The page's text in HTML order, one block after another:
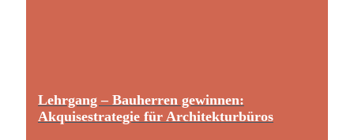
Lehrgang – Bauherren gewinnen:
Akquisestrategie für Architekturbüros